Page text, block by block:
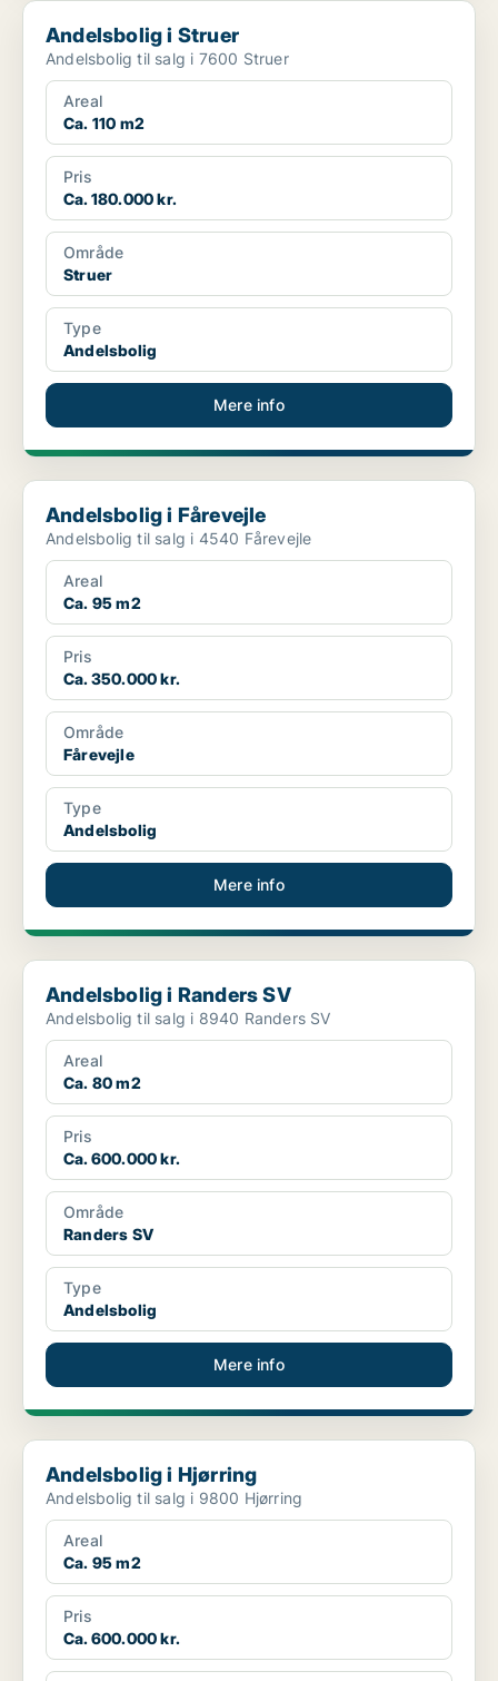
Andelsbolig i Struer
Andelsbolig i Struer
Andelsbolig til salg i 7600 Struer
Areal
Ca. 110 m2
Pris
Ca. 180.000 kr.
Område
Struer
Type
Andelsbolig
Mere info
Andelsbolig i Fårevejle
Andelsbolig i Fårevejle
Andelsbolig til salg i 4540 Fårevejle
Areal
Ca. 95 m2
Pris
Ca. 350.000 kr.
Område
Fårevejle
Type
Andelsbolig
Mere info
Andelsbolig i Randers SV
Andelsbolig i Randers SV
Andelsbolig til salg i 8940 Randers SV
Areal
Ca. 80 m2
Pris
Ca. 600.000 kr.
Område
Randers SV
Type
Andelsbolig
Mere info
Andelsbolig i Hjørring
Andelsbolig i Hjørring
Andelsbolig til salg i 9800 Hjørring
Areal
Ca. 95 m2
Pris
Ca. 600.000 kr.